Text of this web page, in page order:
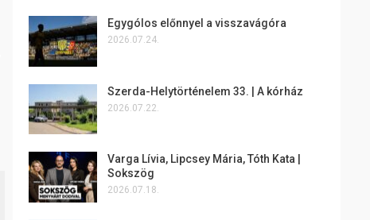
Egygólos előnnyel a visszavágóra
2026.07.24.
Szerda-Helytörténelem 33. | A kórház
2026.07.22.
Varga Lívia, Lipcsey Mária, Tóth Kata |
Sokszög
2026.07.18.